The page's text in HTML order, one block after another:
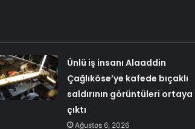
Ünlü iş insanı Alaaddin
Çağlıköse’ye kafede bıçaklı
saldırının görüntüleri ortaya
çıktı
Ağustos 6, 2026